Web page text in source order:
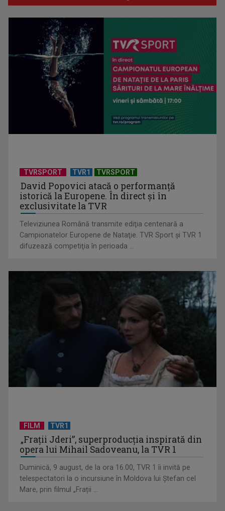
Gaulle, la TVR 1
mileniului, într-un ...
„România are uraniu, dar închide mine” – o poveste despre
oameni, resurse și ...
„Revoluția americană”, un documentar-eveniment în
TVRSPORT TVR1 TVRSPORT
David Popovici atacă o performanţă
istorică la Europene. În direct şi în
exclusivitate la TVR
Televiziunea Română transmite ediţia centenară a
Campionatelor Europene de Nataţie. TVR Sport şi TVR 1
difuzează competiţia în perioada ...
FILM TVR1
„Frații Jderi”, superproducția inspirată din
opera lui Mihail Sadoveanu, la TVR 1
Duminică, 9 august, de la ora 16.00, TVR 1 îi invită pe
telespectatori la o incursiune în Moldova lui Ștefan cel
Mare, prin filmul „Frații ...